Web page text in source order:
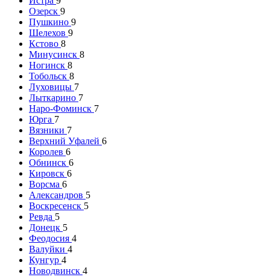
Озерск 9
Пушкино 9
Шелехов 9
Кстово 8
Минусинск 8
Ногинск 8
Тобольск 8
Луховицы 7
Лыткарино 7
Наро-Фоминск 7
Юрга 7
Вязники 7
Верхний Уфалей 6
Королев 6
Обнинск 6
Кировск 6
Ворсма 6
Александров 5
Воскресенск 5
Ревда 5
Донецк 5
Феодосия 4
Валуйки 4
Кунгур 4
Новодвинск 4